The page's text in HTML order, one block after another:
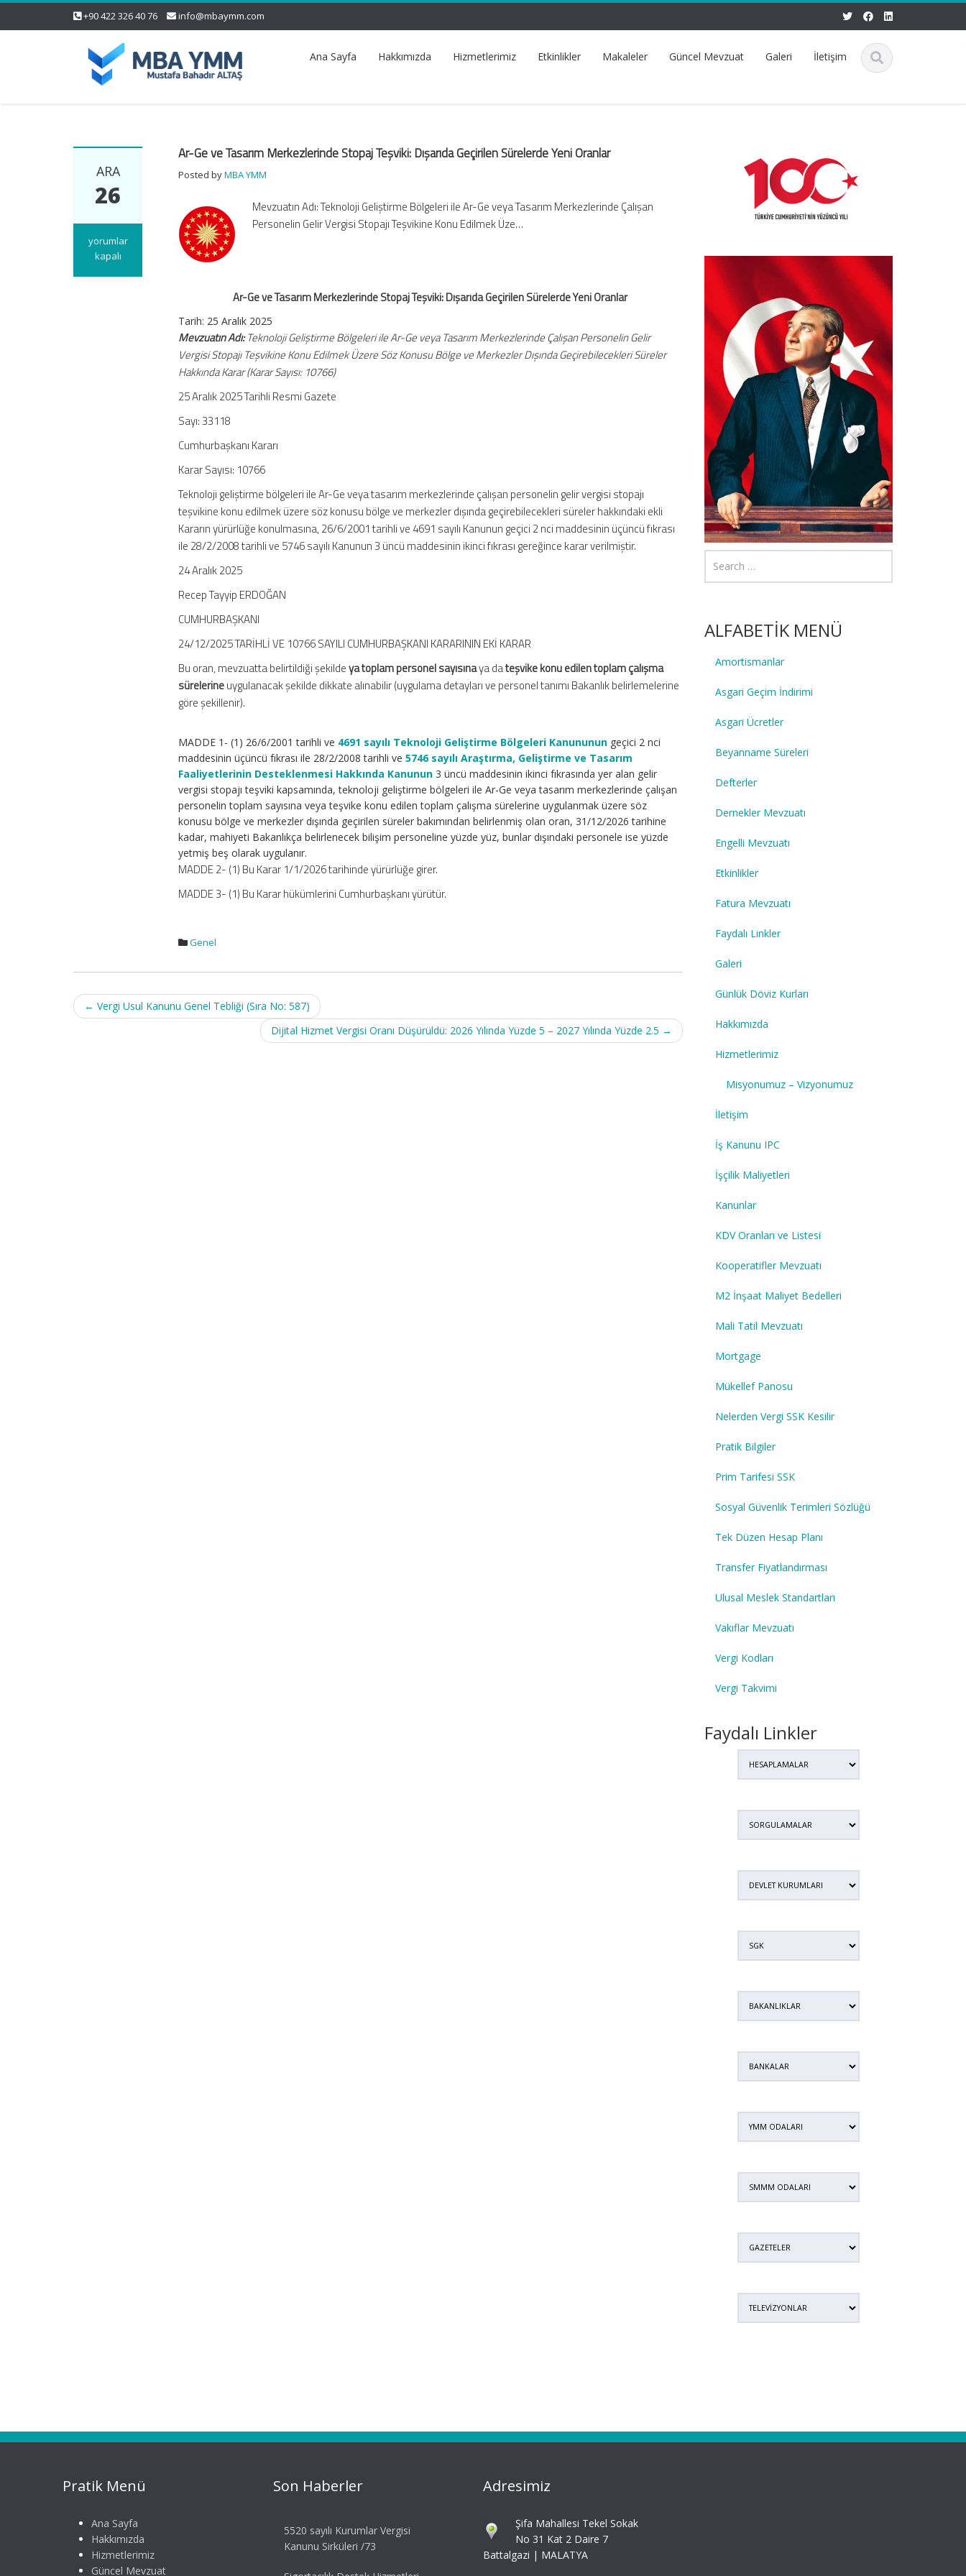
+90 422 326 40 76 info@mbaymm.com
Ana Sayfa Hakkımızda Hizmetlerimiz Etkinlikler Makaleler Güncel Mevzuat Galeri İletişim
ARA
26
Ar-
Ge
yorumlar
kapalı
Ar-Ge ve Tasarım Merkezlerinde Stopaj Teşviki: Dışarıda Geçirilen Sürelerde Yeni Oranlar
Posted byMBA YMM
Mevzuatın Adı: Teknoloji Geliştirme Bölgeleri ile Ar-Ge veya Tasarım Merkezlerinde Çalışan
Personelin Gelir Vergisi Stopajı Teşvikine Konu Edilmek Üze…
Ar-Ge ve Tasarım Merkezlerinde Stopaj Teşviki: Dışarıda Geçirilen Sürelerde Yeni Oranlar
Tarih: 25 Aralık 2025
Mevzuatın Adı:Teknoloji Geliştirme Bölgeleri ile Ar-Ge veya Tasarım Merkezlerinde Çalışan Personelin Gelir
Vergisi Stopajı Teşvikine Konu Edilmek Üzere Söz Konusu Bölge ve Merkezler Dışında Geçirebilecekleri Süreler
Hakkında Karar (Karar Sayısı: 10766)
25 Aralık 2025 Tarihli Resmi Gazete
Sayı: 33118
Cumhurbaşkanı Kararı
Karar Sayısı: 10766
Teknoloji geliştirme bölgeleri ile Ar-Ge veya tasarım merkezlerinde çalışan personelin gelir vergisi stopajı
teşvikine konu edilmek üzere söz konusu bölge ve merkezler dışında geçirebilecekleri süreler hakkındaki ekli
Kararın yürürlüğe konulmasına, 26/6/2001 tarihli ve 4691 sayılı Kanunun geçici 2 nci maddesinin üçüncü fıkrası
ile 28/2/2008 tarihli ve 5746 sayılı Kanunun 3 üncü maddesinin ikinci fıkrası gereğince karar verilmiştir.
24 Aralık 2025
Recep Tayyip ERDOĞAN
CUMHURBAŞKANI
24/12/2025 TARİHLİ VE 10766 SAYILI CUMHURBAŞKANI KARARININ EKİ KARAR
Bu oran, mevzuatta belirtildiği şekildeya toplam personel sayısınaya dateşvike konu edilen toplam çalışma
sürelerineuygulanacak şekilde dikkate alınabilir (uygulama detayları ve personel tanımı Bakanlık belirlemelerine
göre şekillenir).
MADDE 1- (1) 26/6/2001 tarihli ve 4691 sayılı Teknoloji Geliştirme Bölgeleri Kanununun geçici 2 nci
maddesinin üçüncü fıkrası ile 28/2/2008 tarihli ve5746 sayılı Araştırma, Geliştirme ve Tasarım
Faaliyetlerinin Desteklenmesi Hakkında Kanunun 3 üncü maddesinin ikinci fıkrasında yer alan gelir
vergisi stopajı teşviki kapsamında, teknoloji geliştirme bölgeleri ile Ar-Ge veya tasarım merkezlerinde çalışan
personelin toplam sayısına veya teşvike konu edilen toplam çalışma sürelerine uygulanmak üzere söz
konusu bölge ve merkezler dışında geçirilen süreler bakımından belirlenmiş olan oran, 31/12/2026 tarihine
kadar, mahiyeti Bakanlıkça belirlenecek bilişim personeline yüzde yüz, bunlar dışındaki personele ise yüzde
yetmiş beş olarak uygulanır.
MADDE 2- (1) Bu Karar 1/1/2026 tarihinde yürürlüğe girer.
MADDE 3- (1) Bu Karar hükümlerini Cumhurbaşkanı yürütür.
Genel
Post
navigation
← Vergi Usul Kanunu Genel Tebliği (Sıra No: 587)
Dijital Hizmet Vergisi Oranı Düşürüldü: 2026 Yılında Yüzde 5 – 2027 Yılında Yüzde 2.5 →
ALFABETİK MENÜ
Amortismanlar
Asgari Geçim İndirimi
Asgari Ücretler
Beyanname Süreleri
Defterler
Dernekler Mevzuatı
Engelli Mevzuatı
Etkinlikler
Fatura Mevzuatı
Faydalı Linkler
Galeri
Günlük Döviz Kurları
Hakkımızda
Hizmetlerimiz
Misyonumuz – Vizyonumuz
İletişim
İş Kanunu IPC
İşçilik Maliyetleri
Kanunlar
KDV Oranları ve Listesi
Kooperatifler Mevzuatı
M2 İnşaat Maliyet Bedelleri
Mali Tatil Mevzuatı
Mortgage
Mükellef Panosu
Nelerden Vergi SSK Kesilir
Pratik Bilgiler
Prim Tarifesi SSK
Sosyal Güvenlik Terimleri Sözlüğü
Tek Düzen Hesap Planı
Transfer Fiyatlandırması
Ulusal Meslek Standartları
Vakıflar Mevzuatı
Vergi Kodları
Vergi Takvimi
Faydalı Linkler
Pratik Menü
Ana Sayfa
Hakkımızda
Hizmetlerimiz
Güncel Mevzuat
Son Haberler
5520 sayılı Kurumlar Vergisi
Kanunu Sirküleri /73
Adresimiz
Şifa Mahallesi Tekel Sokak
No 31 Kat 2 Daire 7
Battalgazi | MALATYA